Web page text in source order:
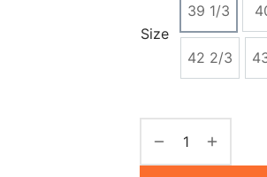
Size
39 1/3
42 2/3